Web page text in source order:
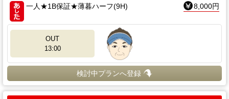
一人★1B保証★薄暮ハーフ(9H) 8,000円
OUT
13:00
検討中プランへ登録